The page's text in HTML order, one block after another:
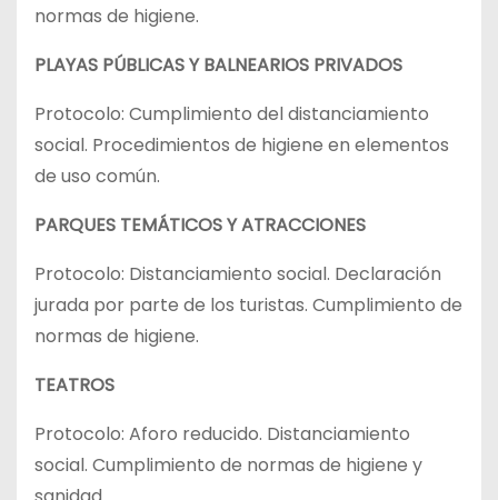
normas de higiene.
PLAYAS PÚBLICAS Y BALNEARIOS PRIVADOS
Protocolo: Cumplimiento del distanciamiento
social. Procedimientos de higiene en elementos
de uso común.
PARQUES TEMÁTICOS Y ATRACCIONES
Protocolo: Distanciamiento social. Declaración
jurada por parte de los turistas. Cumplimiento de
normas de higiene.
TEATROS
Protocolo: Aforo reducido. Distanciamiento
social. Cumplimiento de normas de higiene y